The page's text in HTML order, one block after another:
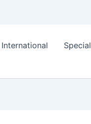
International Special